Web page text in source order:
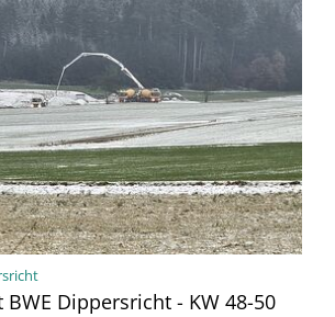
Dippersricht - KW 48-50